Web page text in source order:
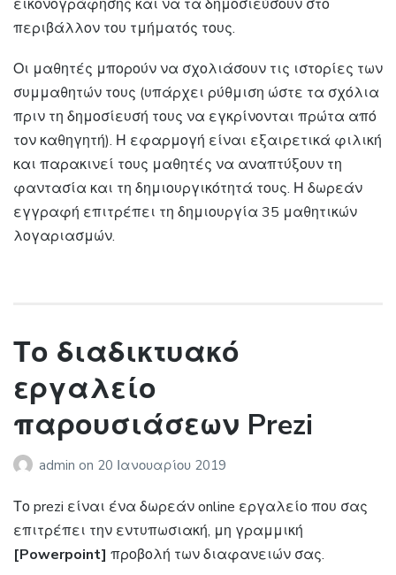
εικονογράφησης και να τα δημοσιεύσουν στο
περιβάλλον του τμήματός τους.
Οι μαθητές μπορούν να σχολιάσουν τις ιστορίες των
συμμαθητών τους (υπάρχει ρύθμιση ώστε τα σχόλια
πριν τη δημοσίευσή τους να εγκρίνονται πρώτα από
τον καθηγητή). Η εφαρμογή είναι εξαιρετικά φιλική
και παρακινεί τους μαθητές να αναπτύξουν τη
φαντασία και τη δημιουργικότητά τους. Η δωρεάν
εγγραφή επιτρέπει τη δημιουργία 35 μαθητικών
λογαριασμών.
Το διαδικτυακό
εργαλείο
παρουσιάσεων Prezi
admin on 20 Ιανουαρίου 2019
Το prezi είναι ένα δωρεάν online εργαλείο που σας
επιτρέπει την εντυπωσιακή, μη γραμμική
[Powerpoint] προβολή των διαφανειών σας.